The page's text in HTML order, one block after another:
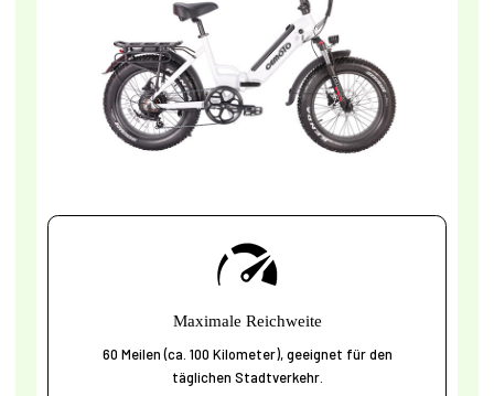
Maximale Reichweite
60 Meilen (ca. 100 Kilometer), geeignet für den
täglichen Stadtverkehr.